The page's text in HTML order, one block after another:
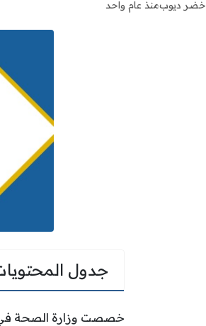
خضر ديوبمنذ عام واحد
جدول
خصصت وزارة الصحة في